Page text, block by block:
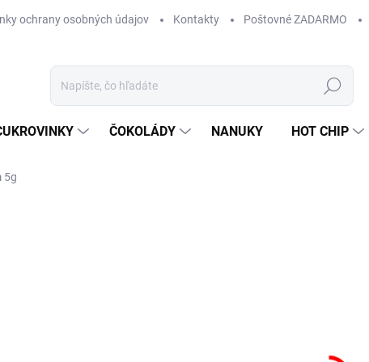
ochrany osobných údajov Kontakty Poštovné ZADARMO
Hľadať
ČOKOLÁDY NANUKY HOT CHIP
5g